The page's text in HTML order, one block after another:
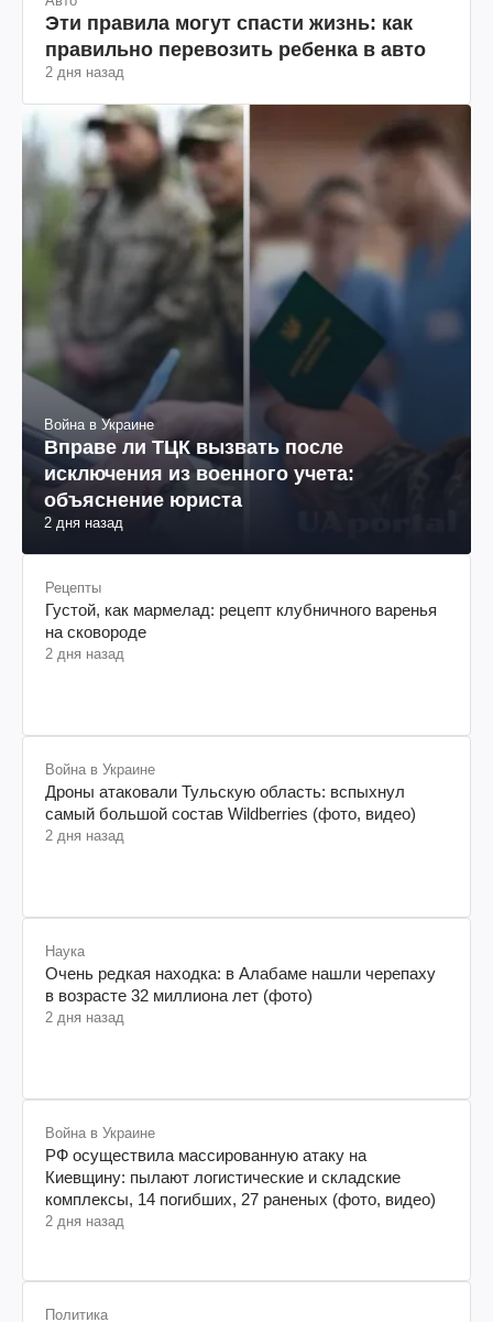
Эти правила могут спасти жизнь: как
правильно перевозить ребенка в авто
2 дня назад
Война в Украине
Вправе ли ТЦК вызвать после
исключения из военного учета:
объяснение юриста
2 дня назад
Рецепты
Густой, как мармелад: рецепт клубничного варенья
на сковороде
2 дня назад
Война в Украине
Дроны атаковали Тульскую область: вспыхнул
самый большой состав Wildberries (фото, видео)
2 дня назад
Наука
Очень редкая находка: в Алабаме нашли черепаху
в возрасте 32 миллиона лет (фото)
2 дня назад
Война в Украине
РФ осуществила массированную атаку на
Киевщину: пылают логистические и складские
комплексы, 14 погибших, 27 раненых (фото, видео)
2 дня назад
Политика